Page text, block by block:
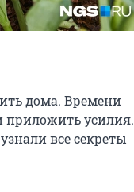
дома. Времени
приложить усилия.
все секреты